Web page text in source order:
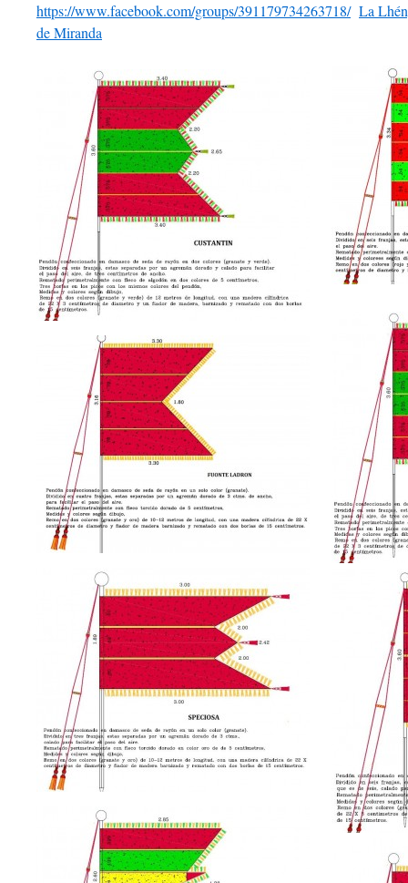
https://www.facebook.com/groups/391179734263718/ La
de Miranda